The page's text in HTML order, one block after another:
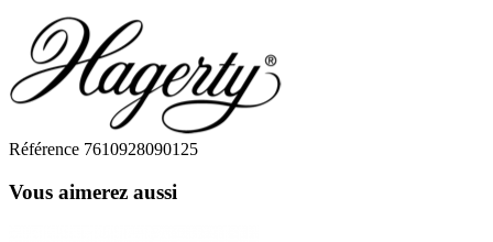
Référence 7610928090125
Vous aimerez aussi